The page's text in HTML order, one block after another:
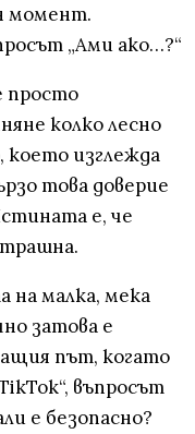
момент.
„Ами ако…?“
просто
колко лесно
изглежда
това доверие
е, че
на малка, мека
затова е
път, когато
въпросът
е безопасно?